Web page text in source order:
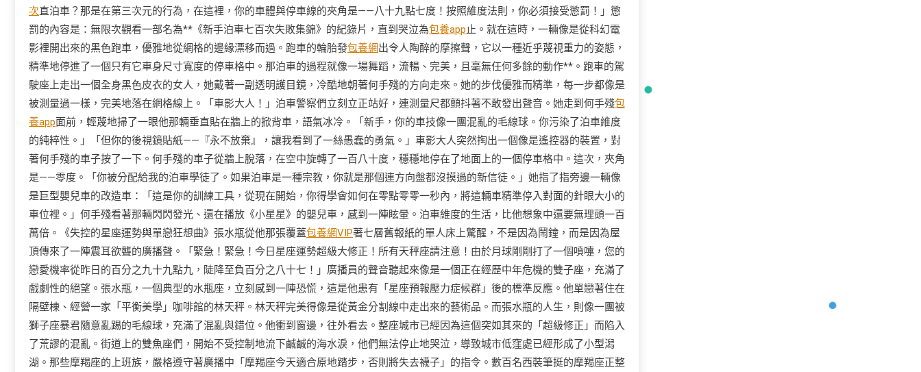
次直泊車？那是在第三次元的行為，在這裡，你的車體與停車線的夾角是——八十九點七度！按照維度法則，你必須接受懲罰！」懲
罰的內容是：無限次觀看一部名為**《新手泊車七百次失敗集錦》的紀錄片，直到哭泣為包養app止。就在這時，一輛像是從科幻電
影裡開出來的黑色跑車，優雅地從網格的邊緣漂移而過。跑車的輪胎發包養網出令人陶醉的摩擦聲，它以一種近乎蔑視重力的姿態，
精準地停進了一個只有它車身尺寸寬度的停車格中。那泊車的過程就像一場舞蹈，流暢、完美，且毫無任何多餘的動作**。跑車的駕
駛座上走出一個全身黑色皮衣的女人，她戴著一副透明護目鏡，冷酷地朝著何手殘的方向走來。她的步伐優雅而精準，每一步都像是
被測量過一樣，完美地落在網格線上。「車影大人！」泊車警察們立刻立正站好，連測量尺都顫抖著不敢發出聲音。她走到何手殘包
養app面前，輕蔑地掃了一眼他那輛垂直貼在牆上的掀背車，語氣冰冷。「新手，你的車技像一團混亂的毛線球。你污染了泊車維度
的純粹性。」「但你的後視鏡貼紙——『永不放棄』，讓我看到了一絲愚蠢的勇氣。」車影大人突然掏出一個像是遙控器的裝置，對
著何手殘的車子按了一下。何手殘的車子從牆上脫落，在空中旋轉了一百八十度，穩穩地停在了地面上的一個停車格中。這次，夾角
是——零度。「你被分配給我的泊車學徒了。如果泊車是一種宗教，你就是那個連方向盤都沒摸過的新信徒。」她指了指旁邊一輛像
是巨型嬰兒車的改造車：「這是你的訓練工具，從現在開始，你得學會如何在零點零零一秒內，將這輛車精準停入對面的針眼大小的
車位裡。」何手殘看著那輛閃閃發光、還在播放《小星星》的嬰兒車，感到一陣眩暈。泊車維度的生活，比他想象中還要無理頭一百
萬倍。《失控的星座運勢與單戀狂想曲》張水瓶從他那張覆蓋包養網VIP著七層舊報紙的單人床上驚醒，不是因為鬧鐘，而是因為屋
頂傳來了一陣震耳欲聾的廣播聲。「緊急！緊急！今日星座運勢超級大修正！所有天秤座請注意！由於月球剛剛打了一個噴嚏，您的
戀愛機率從昨日的百分之九十九點九，陡降至負百分之八十七！」廣播員的聲音聽起來像是一個正在經歷中年危機的雙子座，充滿了
戲劇性的絕望。張水瓶，一個典型的水瓶座，立刻感到一陣恐慌，這是他患有「星座預報壓力症候群」後的標準反應。他單戀著住在
隔壁棟、經營一家「平衡美學」咖啡館的林天秤。林天秤完美得像是從黃金分割線中走出來的藝術品。而張水瓶的人生，則像一團被
獅子座暴君隨意亂踢的毛線球，充滿了混亂與錯位。他衝到窗邊，往外看去。整座城市已經因為這個突如其來的「超級修正」而陷入
了荒謬的混亂。街道上的雙魚座們，開始不受控制地流下鹹鹹的海水淚，他們無法停止地哭泣，導致城市低窪處已經形成了小型潟
湖。那些摩羯座的上班族，嚴格遵守著廣播中「摩羯座今天適合原地踏步，否則將失去襪子」的指令。數百名西裝筆挺的摩羯座正整